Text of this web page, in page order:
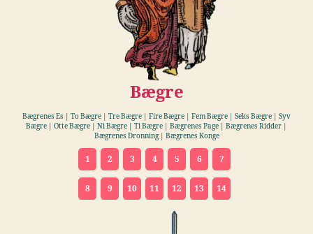
Bægre
Bægrenes Es | To Bægre | Tre Bægre | Fire Bægre Fem Bægre
Seks Bægre | Syv
Bægre | Otte Bægre
Ni Bægre | Ti Bægre | Bægrenes Page | Bægrenes Ridder |
Bægrenes Dronning | Bægrenes Konge
1 2 3 4 5 6 7
8 9 10 11 12 13 14